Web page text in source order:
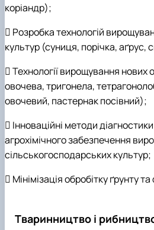
коріандр);
 Розробка технологій
культур (суниця, порічка, аґрус,
 Технології вирощування нових
овочева, тригонела,
овочевий, пастернак посівний);
 Інноваційні методи
агрохімічного забезпечення
сільськогосподарських культур;
 Мінімізація обробітку ґрунту
Тваринництво і